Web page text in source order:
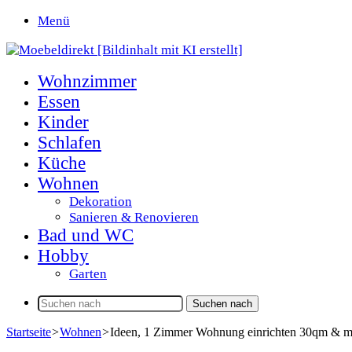
Menü
Wohnzimmer
Essen
Kinder
Schlafen
Küche
Wohnen
Dekoration
Sanieren & Renovieren
Bad und WC
Hobby
Garten
Suchen nach
Startseite>Wohnen>Ideen, 1 Zimmer Wohnung einrichten 30qm &